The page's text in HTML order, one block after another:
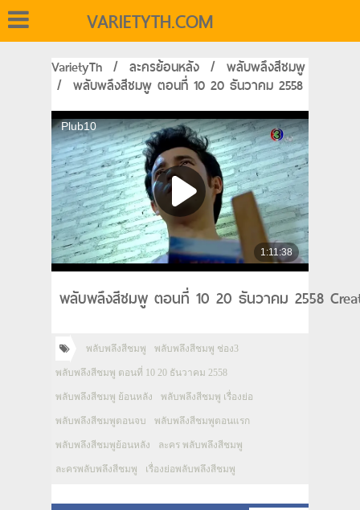
VARIETYTH.COM
VarietyTh / ละครย้อนหลัง / พลับพลึงสีชมพู
/ พลับพลึงสีชมพู ตอนที่ 10 20 ธันวาคม 2558
พลับพลึงสีชมพู ตอนที่ 10 20 ธันวาคม 2558
พลับพลึงสีชมพู พลับพลึงสีชมพู ช่อง3
พลับพลึงสีชมพู ตอนที่ 10 20 ธันวาคม 2558
พลับพลึงสีชมพู ย้อนหลัง พลับพลึงสีชมพู เรื่องย่อ
พลับพลึงสีชมพูตอนจบ พลับพลึงสีชมพูตอนแรก
พลับพลึงสีชมพูย้อนหลัง ละคร พลับพลึงสีชมพู
ละครพลับพลึงสีชมพู เรื่องย่อพลับพลึงสีชมพู